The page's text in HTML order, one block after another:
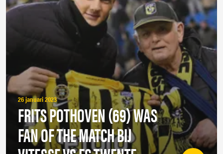
26 januari 2023
FRITS POTHOVEN (69) WAS
FAN OF THE MATCH BIJ